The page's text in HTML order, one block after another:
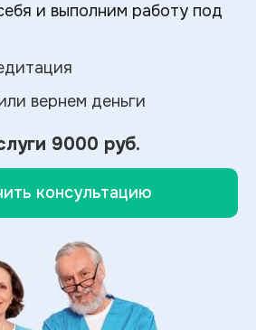
и выполним работу под
вернем деньги
9000 руб.
консультацию